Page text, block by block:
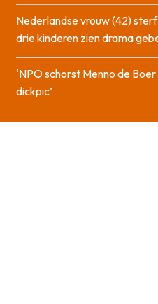
Nederlandse vrouw (42)
drie kinderen zien drama
‘NPO schorst Menno de
dickpic’